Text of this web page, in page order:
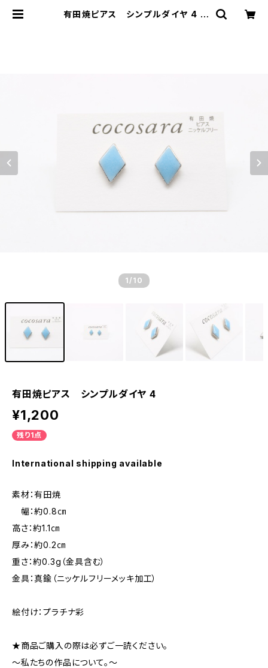
有田焼ピアス シンプルダイヤ 4 |
1 /10
有田焼ピアス シンプルダイヤ 4
¥1,200
残り1点
International shipping available
素材：有田焼
幅：約0.8㎝
高さ：約1.1㎝
厚み：約0.2㎝
重さ：約0.3g（金具含む）
金具：真鍮（ニッケルフリーメッキ加工）
絵付け：プラチナ彩
★商品ご購入の際は必ずご一読ください。
～私たちの作品について。～